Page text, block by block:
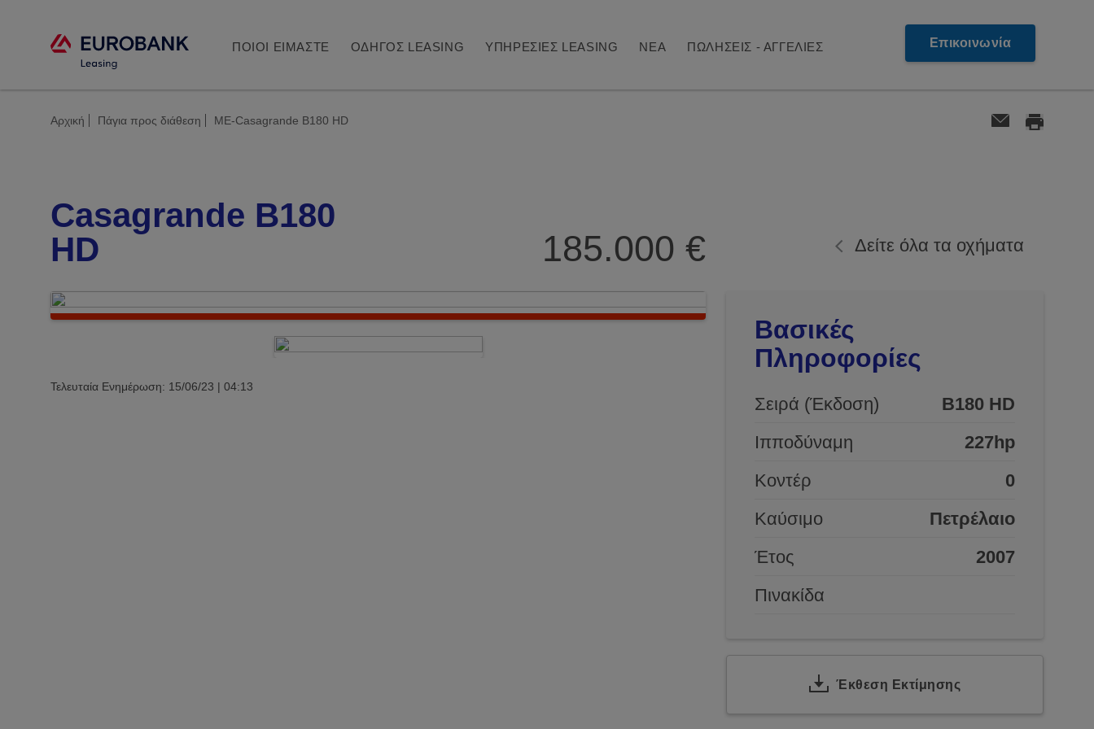
ΠΟΙΟΙ ΕΙΜΑΣΤΕ ΟΔΗΓΟΣ LEASING ΥΠΗΡΕΣΙΕΣ LEASING ΝΕΑ ΠΩΛΗΣΕΙΣ - ΑΓΓΕΛΙΕΣ Επικοινωνία
Αρχική Πάγια προς διάθεση ΜΕ-Casagrande B180 HD
Casagrande B180
HD
185.000 € Δείτε όλα τα οχήματα
Τελευταία Ενημέρωση: 15/06/23 | 04:13
Βασικές
Πληροφορίες
Σειρά (Έκδοση)
B180 HD
Ιπποδύναμη
227hp
Κοντέρ
0
Καύσιμο
Πετρέλαιο
Έτος
2007
Πινακίδα
Έκθεση Εκτίμησης